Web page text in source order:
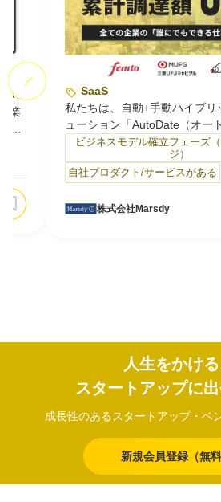
京都
業
だ
異
要
SaaS
私たちは、自動+手動ハイブリ
ューション「AutoDate（オー
開発・運用しています。
AutoDateは、エクセル等での
理・更新業務を自動化する法
です。RPAやAI、OCRなどの
ごとに最適に組み合わせ、自
部分は人の手で補うことで、
ビジネスモデル確立フェーズ
ジ）
自社プロダクト/サービスがある
株式会社Marsdy
人生をかける
スタートアップに出
成長性のあるスタートアップ・ベ
新規会員登録（無料